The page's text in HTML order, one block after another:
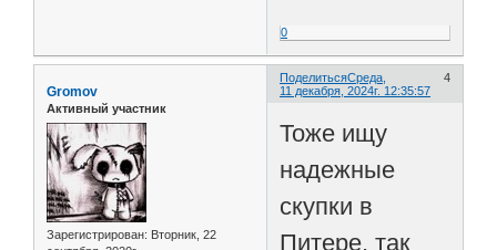
0
Поделиться 4
Среда,
11 декабря, 2024г. 12:35:57
Gromov
Активный участник
Зарегистрирован: Вторник, 22
Тоже ищу
надежные
скупки в
Питере, так